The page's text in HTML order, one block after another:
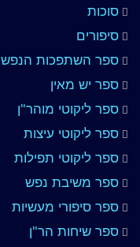
סוכות
סיפורים
ספר השתפכות הנפש
ספר יש מאין
ספר ליקוטי מוהר"ן
ספר ליקוטי עיצות
ספר ליקוטי תפילות
ספר משיבת נפש
ספר סיפורי מעשיות
ספר שיחות הר"ן